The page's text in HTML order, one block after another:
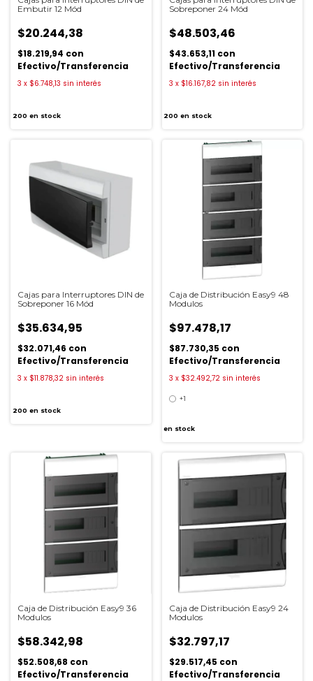
Embutir 12 Mód
$20.244,38
$18.219,94 con
Efectivo/Transferencia
3 x $6.748,13 sin interés
200 en stock
Sobreponer 24 Mód
$48.503,46
$43.653,11 con
Efectivo/Transferencia
3 x $16.167,82 sin interés
200 en stock
Cajas para Interruptores DIN de
Sobreponer 16 Mód
$35.634,95
$32.071,46 con
Efectivo/Transferencia
3 x $11.878,32 sin interés
200 en stock
Caja de Distribución Easy9 48
Modulos
$97.478,17
$87.730,35 con
Efectivo/Transferencia
3 x $32.492,72 sin interés
+1
en stock
Caja de Distribución Easy9 36
Modulos
$58.342,98
$52.508,68 con
Efectivo/Transferencia
Caja de Distribución Easy9 24
Modulos
$32.797,17
$29.517,45 con
Efectivo/Transferencia